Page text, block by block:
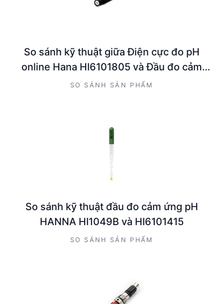
So sánh kỹ thuật giữa Điện cực đo pH
online Hana HI6101805 và Đầu đo cảm
ứng PH Hanna HI6101415
SO SÁNH SẢN PHẨM
So sánh kỹ thuật đầu đo cảm ứng pH
HANNA HI1049B và HI6101415
SO SÁNH SẢN PHẨM